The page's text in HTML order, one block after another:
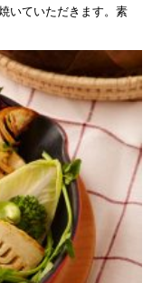
いていただきます。素